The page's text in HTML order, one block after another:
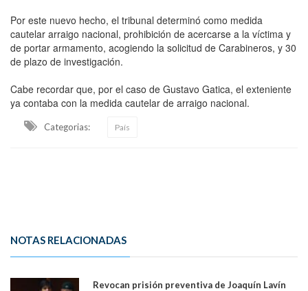
Por este nuevo hecho, el tribunal determinó como medida
cautelar arraigo nacional, prohibición de acercarse a la víctima y
de portar armamento, acogiendo la solicitud de Carabineros, y 30
de plazo de investigación.
Cabe recordar que, por el caso de Gustavo Gatica, el exteniente
ya contaba con la medida cautelar de arraigo nacional.
Categorias: País
NOTAS RELACIONADAS
Revocan prisión preventiva de Joaquín Lavín